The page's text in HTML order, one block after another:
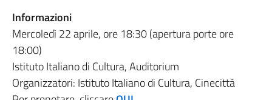
Informazioni
Mercoledì 22 aprile, ore 18:30 (apertura porte ore
18:00)
Istituto Italiano di Cultura, Auditorium
Organizzatori: Istituto Italiano di Cultura, Cinecittà